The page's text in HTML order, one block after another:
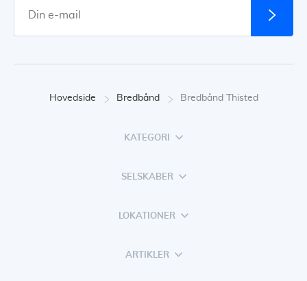
Hovedside Bredbånd Bredbånd Thisted
KATEGORI
SELSKABER
LOKATIONER
ARTIKLER